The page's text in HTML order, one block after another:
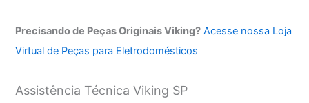
Precisando de Peças Originais Viking? Acesse nossa Loja
Virtual de Peças para Eletrodomésticos
Assistência Técnica Viking SP